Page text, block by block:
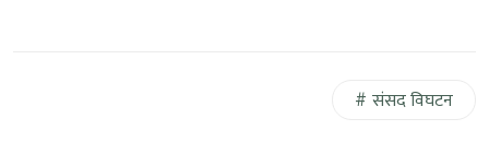
संसद विघटन